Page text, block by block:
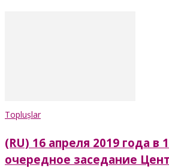
Toplușlar
(RU) 16 апреля 2019 года в
очередное заседание